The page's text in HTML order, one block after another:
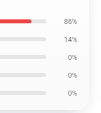
86%
14%
0%
0%
0%